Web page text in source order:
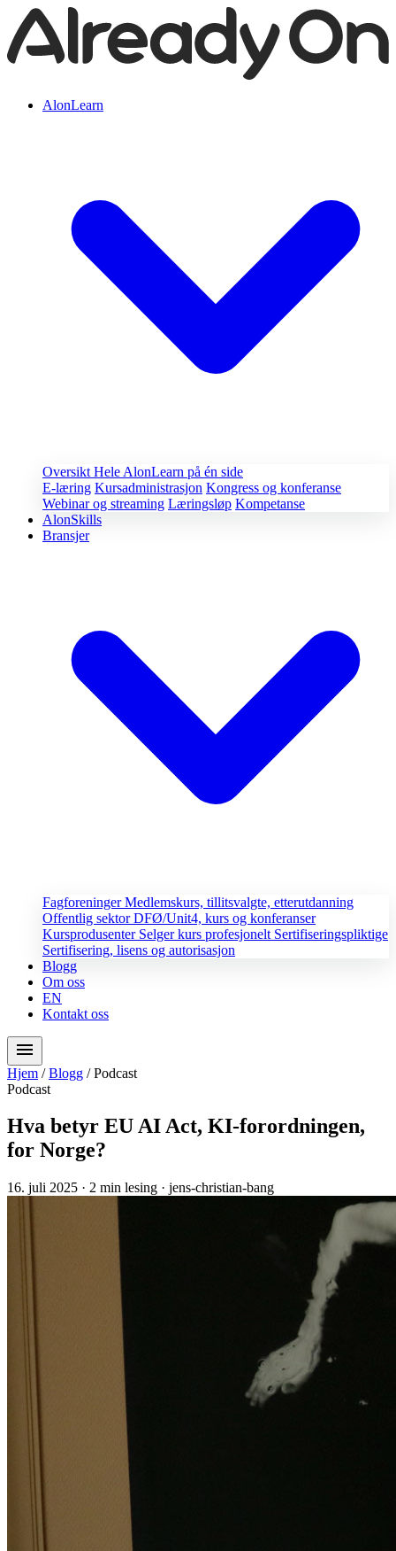
AlonLearn
Oversikt Hele AlonLearn på én side
E-læring Kursadministrasjon Kongress og konferanse
Webinar og streaming Læringsløp Kompetanse
AlonSkills
Bransjer
FagforeningerMedlemskurs, tillitsvalgte, etterutdanning
Offentlig sektorDFØ/Unit4, kurs og konferanser
Kursprodusenter Selger kurs profesjonelt Sertifiseringspliktige
Sertifisering, lisens og autorisasjon
Blogg
Om oss
EN
Kontakt oss
menu
Hjem / Blogg / Podcast
Podcast
Hva betyr EU AI Act, KI-forordningen,
for Norge?
16. juli 2025 · 2 min lesing · jens-christian-bang